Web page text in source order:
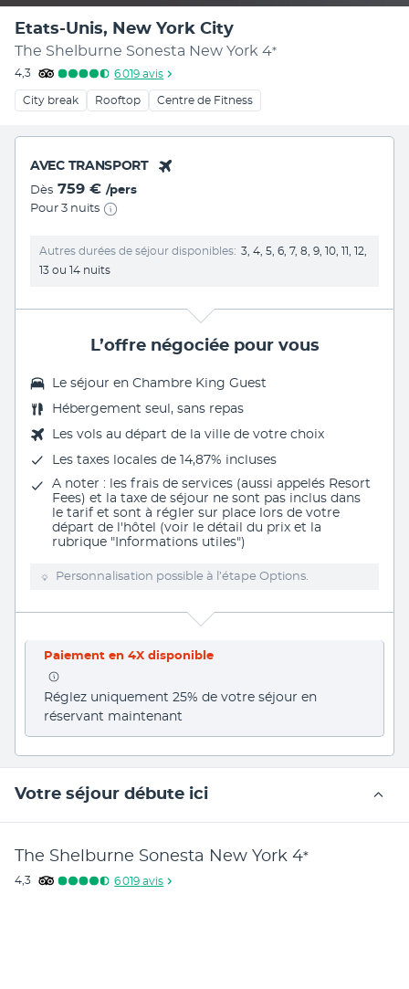
Etats-Unis, New York City
The Shelburne Sonesta New York 4*
4,3 6 019 avis
City break Rooftop Centre de Fitness
AVEC TRANSPORT
Dès 759 € /pers
Pour 3 nuits
Autres durées de séjour disponibles
3, 4, 5, 6, 7, 8, 9, 10, 11, 12,
13 ou 14 nuits
L’offre négociée pour vous
Le séjour en Chambre King Guest
Hébergement seul, sans repas
Les vols au départ de la ville de votre choix
Les taxes locales de 14,87% incluses
A noter : les frais de services (aussi appelés Resort
Fees) et la taxe de séjour ne sont pas inclus dans
le tarif et sont à régler sur place lors de votre
départ de l'hôtel (voir le détail du prix et la
rubrique "Informations utiles")
Personnalisation possible à l’étape Options.
Paiement en 4X disponible
Réglez uniquement 25% de votre séjour en
réservant maintenant
Votre séjour débute ici
The Shelburne Sonesta New York 4*
4,3 6 019 avis